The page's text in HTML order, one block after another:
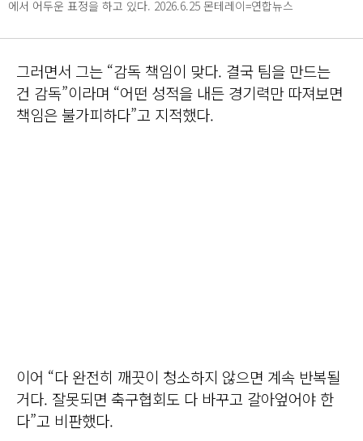
에서 어두운 표정을 하고 있다. 2026.6.25 몬테레이=연합뉴스
그러면서 그는 “감독 책임이 맞다. 결국 팀을 만드는
건 감독”이라며 “어떤 성적을 내든 경기력만 따져보면
책임은 불가피하다”고 지적했다.
이어 “다 완전히 깨끗이 청소하지 않으면 계속 반복될
거다. 잘못되면 축구협회도 다 바꾸고 갈아엎어야 한
다”고 비판했다.